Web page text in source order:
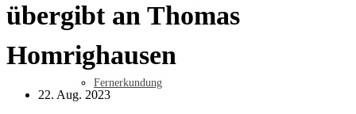
Fernerkundung
übergibt an Thomas
Homrighausen
22. Aug. 2023